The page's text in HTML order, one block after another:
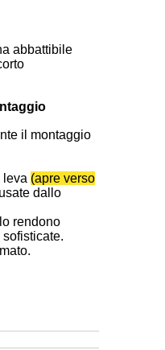
abbattibile
il montaggio
leva (apre verso
dallo
rendono